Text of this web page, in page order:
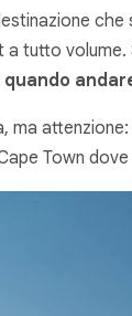
tutto volume.
ma attenzione:
Town